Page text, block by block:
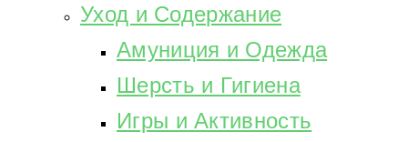
Уход и Содержание
Амуниция и Одежда
Шерсть и Гигиена
Игры и Активность